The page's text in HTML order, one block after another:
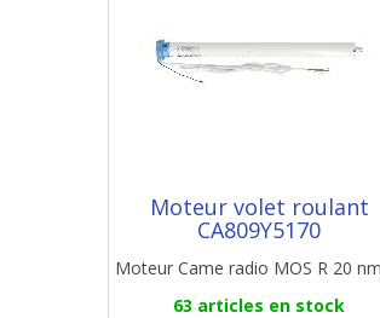
Moteur volet roulant
CA809Y5170
Moteur Came radio MOS R 20 nm
63 articles en stock